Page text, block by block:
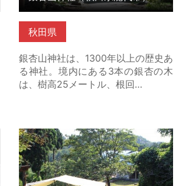
秋田県
銀杏山神社は、1300年以上の歴史あ
る神社。境内にある3本の銀杏の木
は、樹高25メートル、根回…
はねがわキャンプ場（秋田県三種
町） の詳細はこちら